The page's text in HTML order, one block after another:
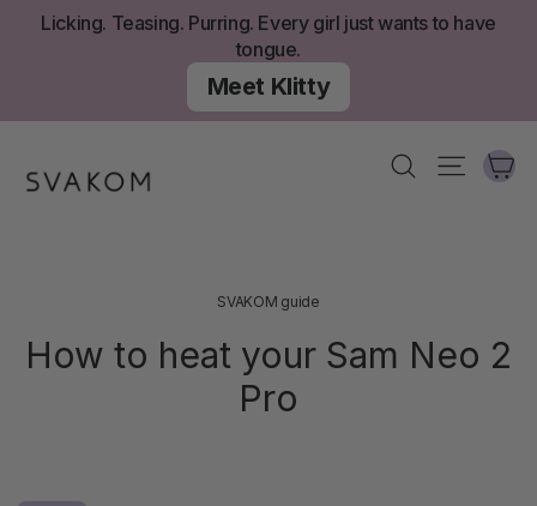
Licking. Teasing. Purring. Every girl just wants to have
tongue.
Meet Klitty
SearchSite
SVAKOM guide
How to heat your Sam Neo 2
Pro